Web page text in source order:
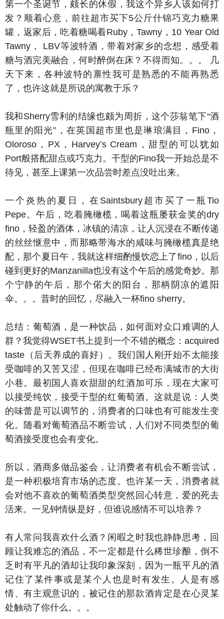
第一个圣诞节，颇长的休假，我这个异乡人该如何打
发？顺着心意，前往超市买下5公斤什锦巧克力糖果
罐，返家后，吃着糖喝着Ruby，Tawny，10 Year Old
Tawny， LBV等波特酒，带着对家乡的念想，感受着
糖与酒完美融合，何时醉倒在床？不得而知。。。 几
天下来，各种波特的禀性我可是熟悉的不能再熟悉
了，也许这就是所说的寓教于乐？
我和Sherry雪利的结缘也颇为周折，这个莎翁笔下“酒
瓶里的阳光”，在英国超市里也是琳琅满目，Fino，
Oloroso，PX，Harvey’s Cream，甜型的可以犹如
Port般搭配甜点或巧克力。干型的Fino我一开始总是不
待见，甚至上课第一次品尝时差点没吐出来。
一个炎热的夏日，在Saintsbury超市买了一瓶Tio
Pepe。午后，吃着腌橄榄，喝着这瓶屡获金奖的dry
fino，轻盈的酒体，冰镇的清凉，让人沉浸在不断传递
的丝丝惬意中，而那略带海水的咸味与腌橄榄真是绝
配，那个夏日午，我就这样细酌慢饮恋上了fino，以后
碰到更好的Manzanilla也没有这个午后的感觉奇妙。那
个宁静的午后，那个偌大的阳台，那柄阴凉的遮阳
伞。。。昔时的回忆，尽融入一杯fino sherry。
总结：葡萄酒，是一种饮品，如何面对众口难调的人
群？我觉得WSET书上提到一个不错的概念：acquired
taste（后天养成的喜好）。我们国人刚开始不太能接
受咖啡的又苦又涩，但现在咖啡已经布满城市的大街
小巷。最初国人喜欢甜甜的红酒加可乐，现在大家可
以接受纯饮，接受干型的红葡萄酒。这就是说：人类
的味蕾是可以调节的，消费者的口味也有可能发生变
化。随着对葡萄酒品不断尝试，人们对不同类型的葡
萄酒接受度也会有变化。
所以，酒商多做品鉴会，让消费者有机会不断尝试，
是一种积极培育市场的态度。也许某一天，消费者就
会对他不喜欢的葡萄酒类型突然回心转意，爱的死去
活来。一见钟情纵是好，但谁说感情不可以培养？
有人常问我喜欢什么酒？闲暇之时我也静静思考，回
顾让我难忘的酒品，不一定都是什么稀世珍酿，倒不
乏时有平凡的酒却让我印象深刻，因为一瓶平凡的酒
记住了某件事或是某个人也是时有发生。人是有感
情、有主观意识的，被记住的那款酒肯定是在心灵某
处触动了你什么。。。